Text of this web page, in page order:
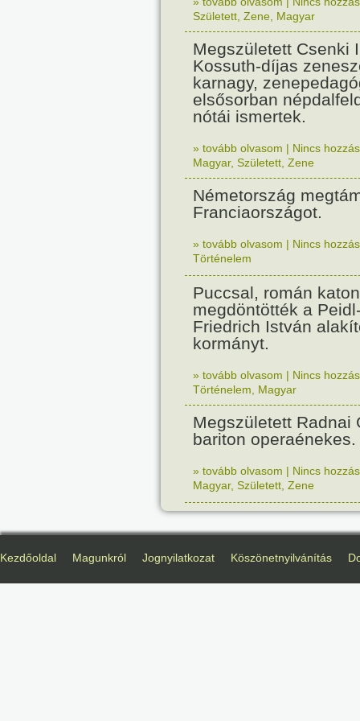
Született Zene Magyar
Megszületett Csenki
Kossuth-díjas
karnagy,
elsősorban
nótái ismertek.
» tovább olvasom | Nincs
Magyar, Született Zene
Németország
Franciaországot.
» tovább olvasom | Nincs
Történelem
Puccsal, román
megdöntötték a
Friedrich István
kormányt.
» tovább olvasom | Nincs
Történelem
Magyar
Megszületett Radnai
bariton operaénekes.
» tovább olvasom | Nincs
Magyar, Született Zene
Kezdőoldal Magunkról Jognyilatkozat Köszönetnyilvánítás